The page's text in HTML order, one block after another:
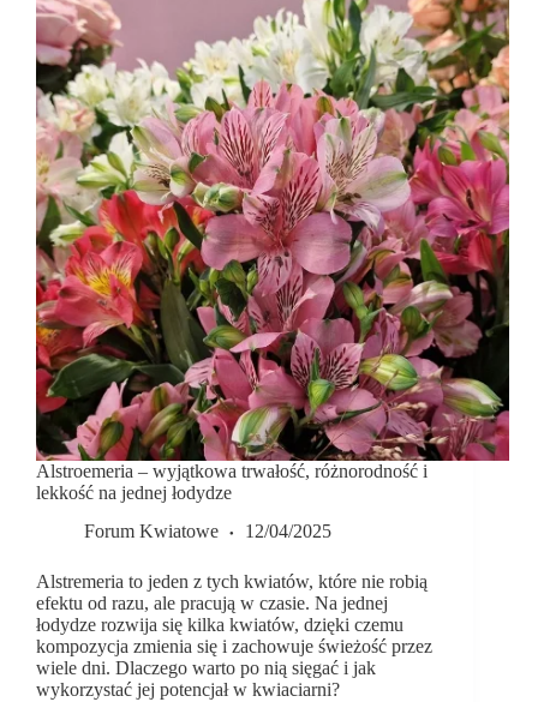
Alstroemeria – wyjątkowa trwałość, różnorodność i
lekkość na jednej łodydze
Forum Kwiatowe
12/04/2025
Alstremeria to jeden z tych kwiatów, które nie robią
efektu od razu, ale pracują w czasie. Na jednej
łodydze rozwija się kilka kwiatów, dzięki czemu
kompozycja zmienia się i zachowuje świeżość przez
wiele dni. Dlaczego warto po nią sięgać i jak
wykorzystać jej potencjał w kwiaciarni?